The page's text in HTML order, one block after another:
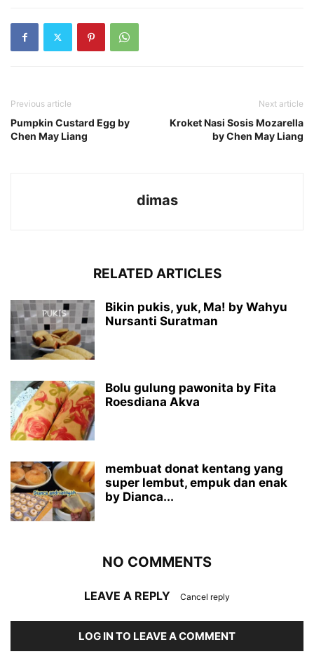
Previous article
Pumpkin Custard Egg by
Chen May Liang
Next article
Kroket Nasi Sosis Mozarella
by Chen May Liang
dimas
RELATED ARTICLES
Bikin pukis, yuk, Ma! by Wahyu
Nursanti Suratman
Bolu gulung pawonita by Fita
Roesdiana Akva
membuat donat kentang yang
super lembut, empuk dan enak
by Dianca...
NO COMMENTS
LEAVE A REPLY Cancel reply
LOG IN TO LEAVE A COMMENT